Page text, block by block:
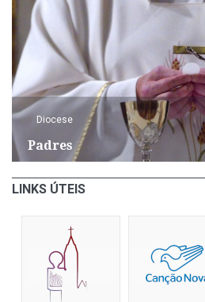
Diocese
Padres
LINKS ÚTEIS